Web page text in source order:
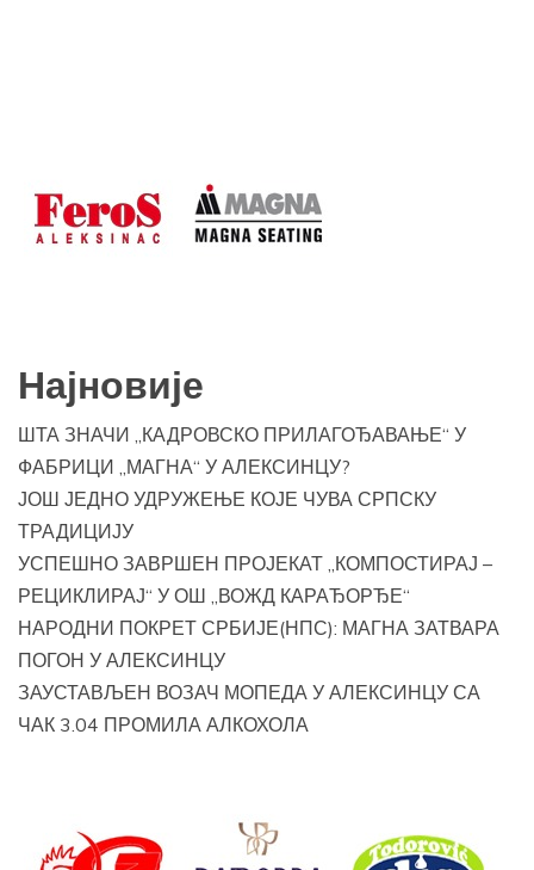
Најновије
ШТА ЗНАЧИ „КАДРОВСКО ПРИЛАГОЂАВАЊЕ“ У
ФАБРИЦИ „МАГНА“ У АЛЕКСИНЦУ?
ЈОШ ЈЕДНО УДРУЖЕЊЕ КОЈЕ ЧУВА СРПСКУ
ТРАДИЦИЈУ
УСПЕШНО ЗАВРШЕН ПРОЈЕКАТ „КОМПОСТИРАЈ –
РЕЦИКЛИРАЈ“ У ОШ „ВОЖД КАРАЂОРЂЕ“
НАРОДНИ ПОКРЕТ СРБИЈЕ(НПС): МАГНА ЗАТВАРА
ПОГОН У АЛЕКСИНЦУ
ЗАУСТАВЉЕН ВОЗАЧ МОПЕДА У АЛЕКСИНЦУ СА
ЧАК 3.04 ПРОМИЛА АЛКОХОЛА